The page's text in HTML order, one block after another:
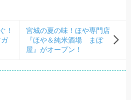
！
宮城の夏の味！ほや専門店
『ほや＆純米酒場 まぼ
屋』がオープン！